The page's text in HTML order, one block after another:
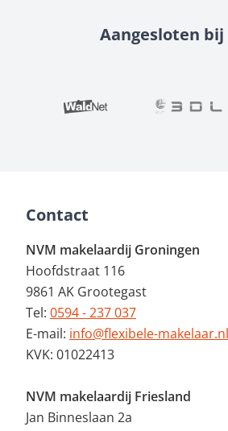
Aangesloten bij
Contact
NVM makelaardij Groningen
Hoofdstraat 116
9861 AK Grootegast
Tel: 0594 - 237 037
E-mail: info@flexibele-makelaar.nl
KVK: 01022413
NVM makelaardij Friesland
Jan Binneslaan 2a